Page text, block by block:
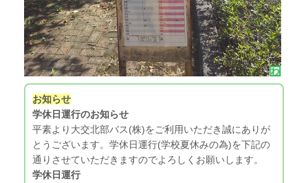
お知らせ
学休日運行のお知らせ
平素より大交北部バス(株)をご利用いただき誠にありが
とうございます。学休日運行(学校夏休みの為)を下記の
通りさせていただきますのでよろしくお願いします。
学休日運行